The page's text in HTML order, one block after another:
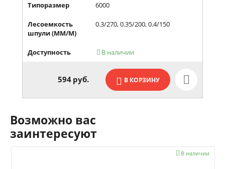
Типоразмер 6000
Лесоемкость
шпули (MM/М)
0.3/270, 0.35/200, 0.4/150
Доступность В наличии

594 руб. В КОРЗИНУ
Возможно вас
заинтересуют
В наличии
